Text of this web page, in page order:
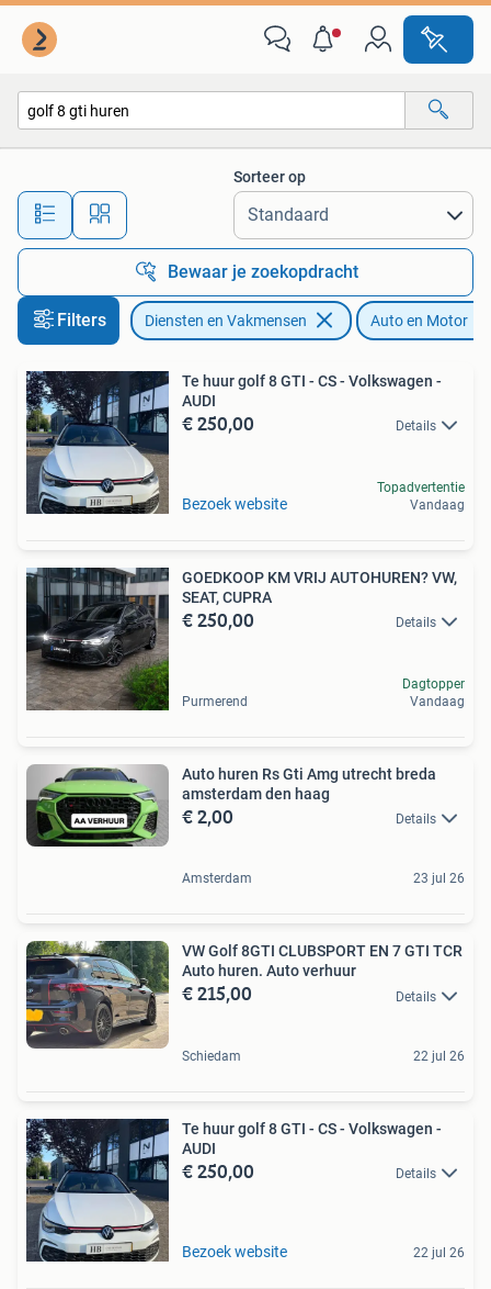
Alle afstanden…
Sorteer op
Bewaar je zoekopdracht
Filters Diensten en Vakmensen Auto en Motor
Te huur golf 8 GTI - CS - Volkswagen -
AUDI
€ 250,00 Details
Bezoek website
Topadvertentie
Vandaag
GOEDKOOP KM VRIJ AUTOHUREN? VW,
SEAT, CUPRA
€ 250,00 Details
Purmerend
Dagtopper
Vandaag
Auto huren Rs Gti Amg utrecht breda
amsterdam den haag
€ 2,00 Details
Amsterdam 23 jul 26
VW Golf 8GTI CLUBSPORT EN 7 GTI TCR
Auto huren. Auto verhuur
€ 215,00 Details
Schiedam 22 jul 26
Te huur golf 8 GTI - CS - Volkswagen -
AUDI
€ 250,00 Details
Bezoek website 22 jul 26